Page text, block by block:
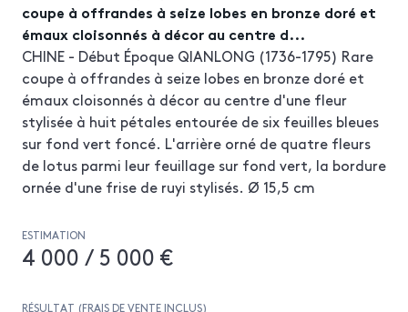
coupe à offrandes à seize lobes en bronze doré et
émaux cloisonnés à décor au centre d...
CHINE - Début Époque QIANLONG (1736-1795) Rare
coupe à offrandes à seize lobes en bronze doré et
émaux cloisonnés à décor au centre d'une fleur
stylisée à huit pétales entourée de six feuilles bleues
sur fond vert foncé. L'arrière orné de quatre fleurs
de lotus parmi leur feuillage sur fond vert, la bordure
ornée d'une frise de ruyi stylisés. Ø 15,5 cm
ESTIMATION
4 000 / 5 000 €
RÉSULTAT (FRAIS DE VENTE INCLUS)